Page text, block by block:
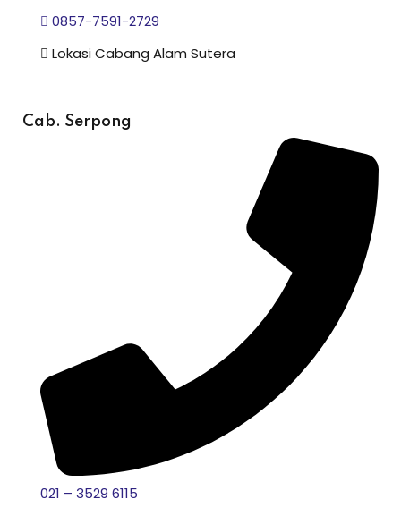
0857-7591-2729
Lokasi Cabang Alam Sutera
Cab. Serpong
021 – 3529 6115